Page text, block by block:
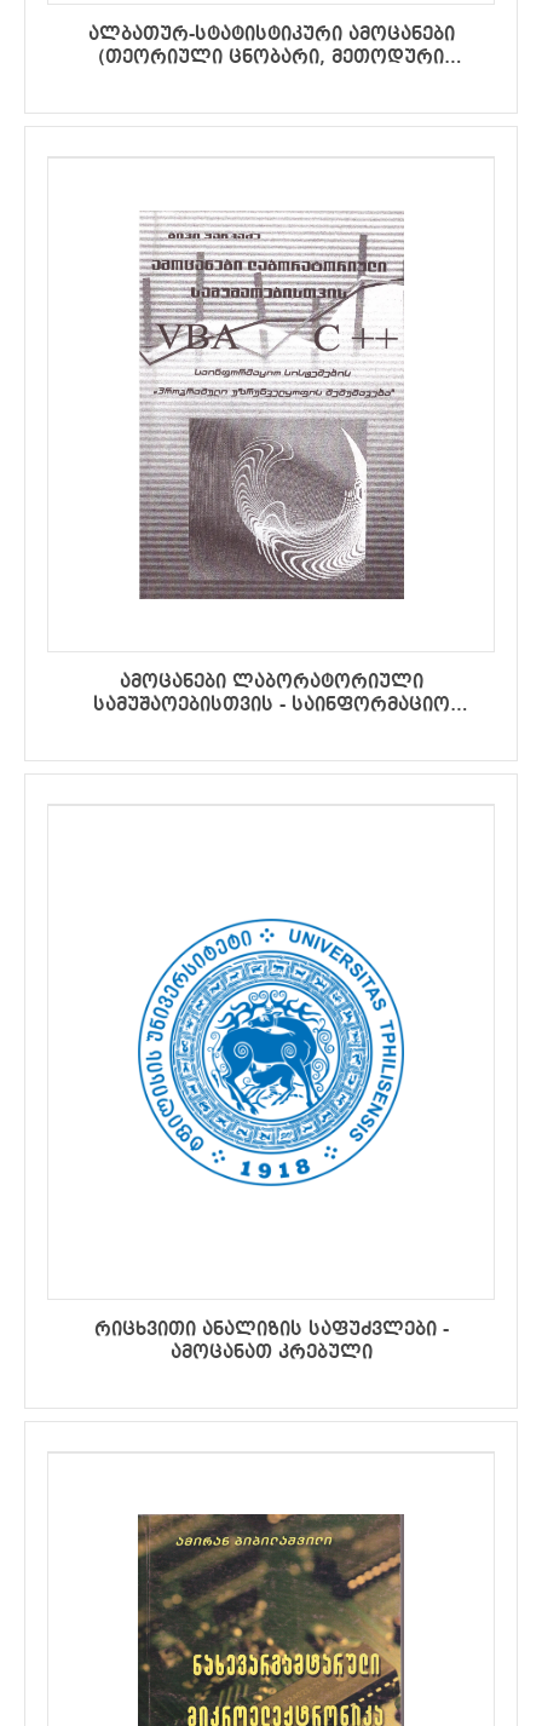
ალბათურ-სტატისტიკური ამოცანები
(თეორიული ცნობარი, მეთოდური
ამოცანები ლაბორატორიული
სამუშაოებისთვის - საინფორმაციო
(ალგორითმული ენა VBA და C++ -ის
რიცხვითი ანალიზის საფუძვლები -
ამოცანათ კრებული